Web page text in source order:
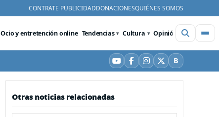
CONTRATE PUBLICIDADDONACIONESQUIÉNES SOMOS
Ocio y entretención online Tendencias Cultura Opinión Videos
YouTube
Facebook
Instagram
X BBluesky
Otras noticias relacionadas